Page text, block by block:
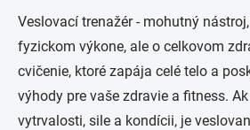
Veslovací trenažér - mohutný
fyzickom výkone, ale o celkovom
cvičenie, ktoré zapája celé telo a
výhody pre vaše zdravie a fitness.
vytrvalosti, sile a kondícii, je